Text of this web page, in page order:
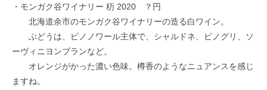
・モンガク谷ワイナリー 杤 2020 ？円
北海道余市のモンガク谷ワイナリーの造る白ワイン。
ぶどうは、ピノノワール主体で、シャルドネ、ピノグリ、ソ
ーヴィニヨンブランなど。
オレンジがかった濃い色味。樽香のようなニュアンスを感じ
ますね。